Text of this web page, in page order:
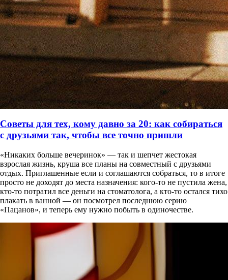
Советы для тех, кому давно за 20: как собираться
с друзьями так, чтобы все точно пришли
«Никаких больше вечеринок» — так и шепчет жестокая
взрослая жизнь, круша все планы на совместный с друзьями
отдых. Приглашенные если и соглашаются собраться, то в итоге
просто не доходят до места назначения: кого-то не пустила жена,
кто-то потратил все деньги на стоматолога, а кто-то остался тихо
плакать в ванной — он посмотрел последнюю серию
«Пацанов», и теперь ему нужно побыть в одиночестве.